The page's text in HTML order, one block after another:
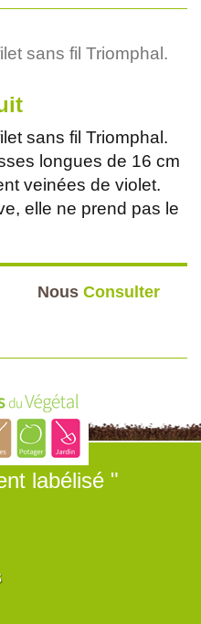
sans fil Triomphal.
sans fil Triomphal.
longues de 16 cm
veinées de violet.
elle ne prend pas le
Nous Consulter
labélisé "